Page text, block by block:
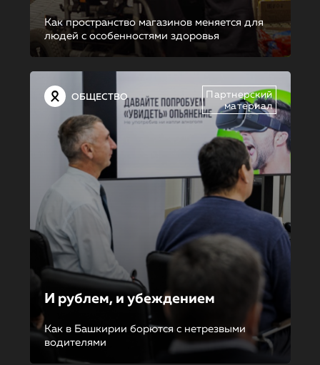
Как пространство магазинов меняется для
людей с особенностями здоровья
ОБЩЕСТВО
Партнерский
материал
И рублем, и убеждением
Как в Башкирии борются с нетрезвыми
водителями